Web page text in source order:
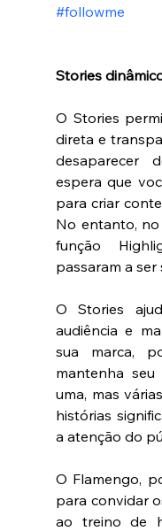
#followme
Stories
O Stories
direta e
desaparecer
espera que
para criar
No entanto,
função
passaram a ser
O Stories
audiência e
sua marca,
mantenha
uma, mas
histórias
a atenção do
O Flamengo,
para convidar
ao treino de